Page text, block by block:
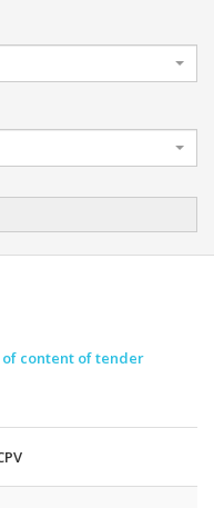
of content of tender